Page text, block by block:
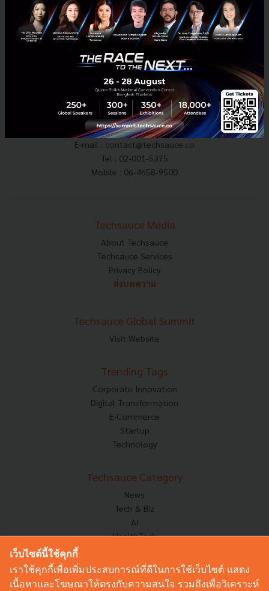
พฤศจิกายน 4, 2024| By
Techsauce Team
Sustainable Focus mit MIT Sloan ความยั่งยืน เอ็มไอที สโลน
E-mail : contact@techsauce.co
Tel : 02-001-5375
Mobile : 06-4658-9500
Techsauce Media
About Techsauce
Techsauce Services
Privacy Policy
ส่งบทความ
Techsauce Global Summit
Visit Website
Trending Tags
Corporate Innovation
Digital Transformation
E-Commerce
Startup
Technology
Techsauce Category
News
Tech & Biz
AI
HealthTech
Corp Innov
Saucy Thoughts
เว็บไซต์นี้ใช้คุกกี้
เราใช้คุกกี้เพื่อเพิ่มประสบการณ์ที่ดีในการใช้เว็บไซต์ แสดง
เนื้อหาและโฆษณาให้ตรงกับความสนใจ รวมถึงเพื่อวิเคราะห์